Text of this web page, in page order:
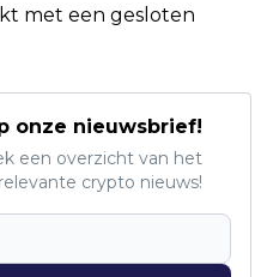
met een gesloten
onze nieuwsbrief!
een overzicht van het
crypto nieuws!